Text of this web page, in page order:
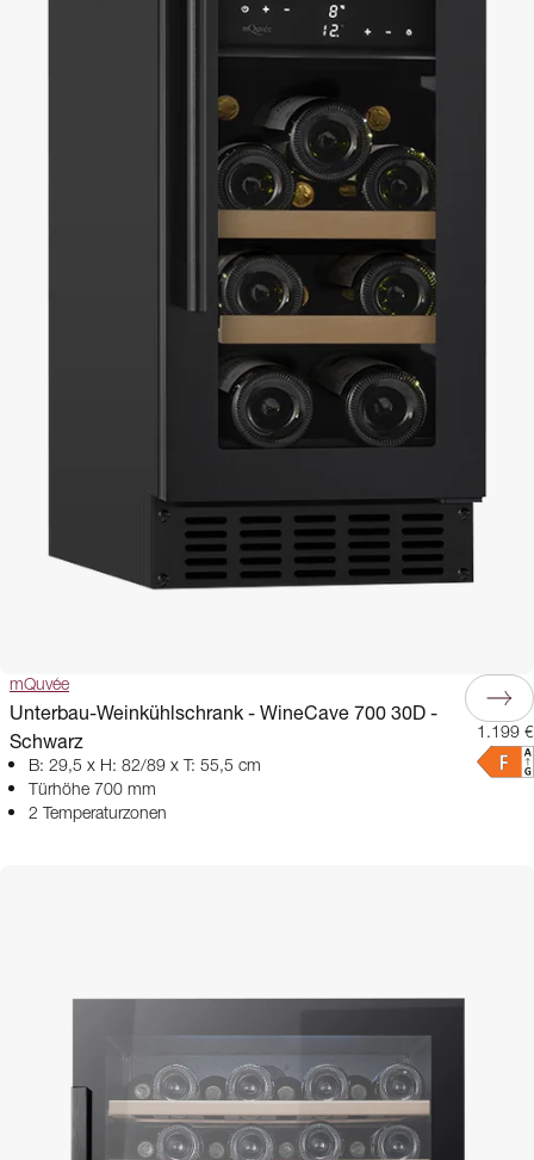
mQuvée
Unterbau-Weinkühlschrank - WineCave 700 30D -
Schwarz
B: 29,5 x H: 82/89 x T: 55,5 cm
Türhöhe 700 mm
2 Temperaturzonen
1.199 €